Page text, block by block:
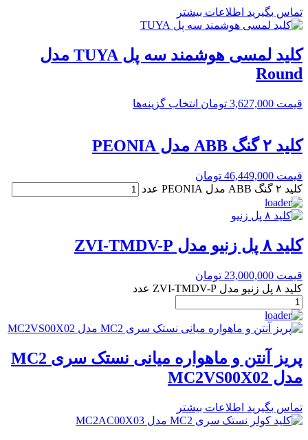
تماس بگیرید اطلاعات بیشتر
کلید لمسی هوشمند سه پل TUYA مدل
Round
قیمت 3,627,000 تومان انتخاب گزینه‌ها
کلید ۲ گنگ ABB مدل PEONIA
قیمت 46,449,000 تومان
کلید ۲ گنگ ABB مدل PEONIA عدد
کلید ۸ پل زنیو مدل ZVI-TMDV-P
قیمت 23,000,000 تومان
کلید ۸ پل زنیو مدل ZVI-TMDV-P عدد
پریز آنتن و ماهواره میانی نستک سری MC2
مدل MC2VS00X02
تماس بگیرید اطلاعات بیشتر